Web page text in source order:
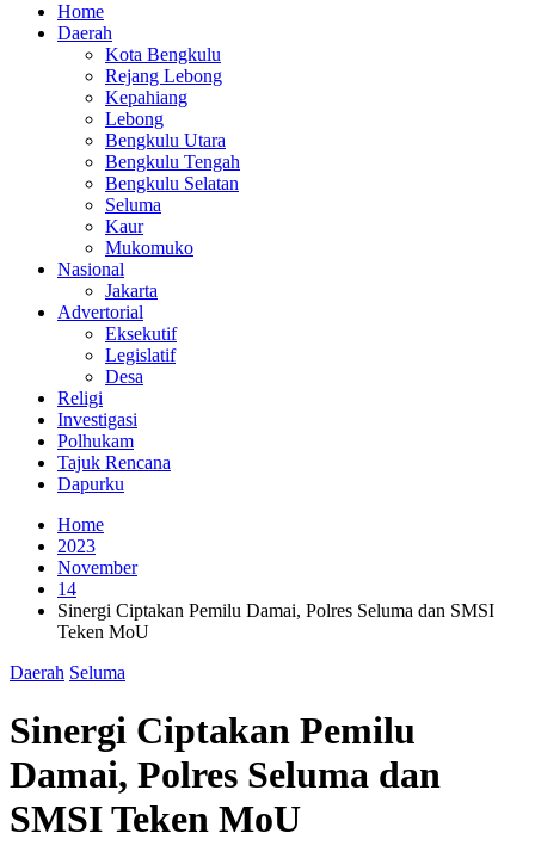
Home
Daerah
Kota Bengkulu
Rejang Lebong
Kepahiang
Lebong
Bengkulu Utara
Bengkulu Tengah
Bengkulu Selatan
Seluma
Kaur
Mukomuko
Nasional
Jakarta
Advertorial
Eksekutif
Legislatif
Desa
Religi
Investigasi
Polhukam
Tajuk Rencana
Dapurku
Home
2023
November
14
Sinergi Ciptakan Pemilu Damai, Polres Seluma dan SMSI
Teken MoU
Daerah Seluma
Sinergi Ciptakan Pemilu
Damai, Polres Seluma dan
SMSI Teken MoU